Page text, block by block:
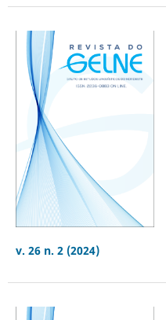
v. 26 n. 2 (2024)